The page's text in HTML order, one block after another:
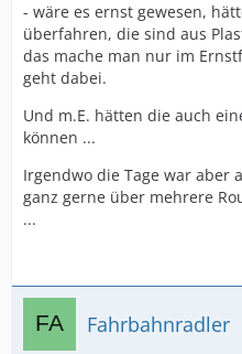
- wäre es ernst gewesen,
überfahren, die sind aus
das mache man nur im
geht dabei.
Und m.E. hätten die auch
können ...
Irgendwo die Tage war aber
ganz gerne über mehrere
...
Fahrbahnradler